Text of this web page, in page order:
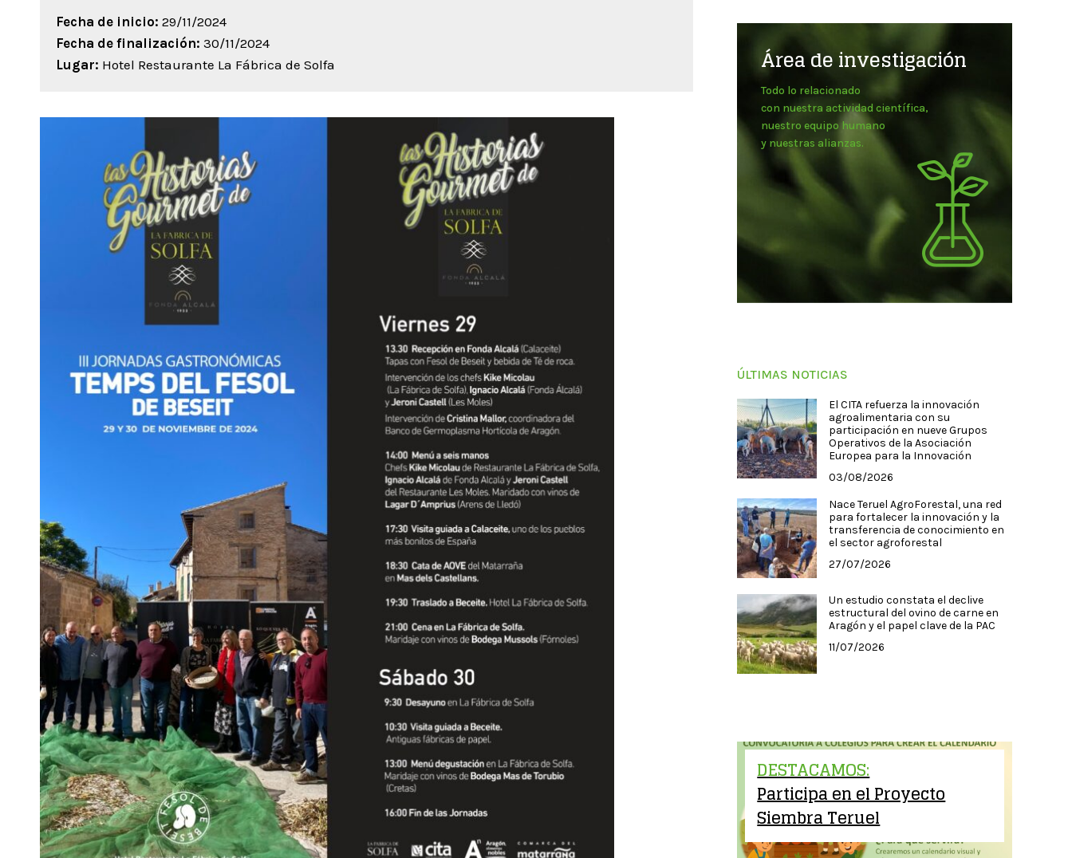
Fecha de inicio: 29/11/2024
Fecha de finalización: 30/11/2024
Lugar: Hotel Restaurante La Fábrica de Solfa Área de investigación
Todo lo relacionado
con nuestra actividad científica,
nuestro equipo humano
y nuestras alianzas.
ÚLTIMAS NOTICIAS
El CITA refuerza la innovación
agroalimentaria con su
participación en nueve Grupos
Operativos de la Asociación
Europea para la Innovación
03/08/2026
Nace Teruel AgroForestal, una red
para fortalecer la innovación y la
transferencia de conocimiento en
el sector agroforestal
27/07/2026
Un estudio constata el declive
estructural del ovino de carne en
Aragón y el papel clave de la PAC
11/07/2026
DESTACAMOS:
Participa en el Proyecto
Siembra Teruel